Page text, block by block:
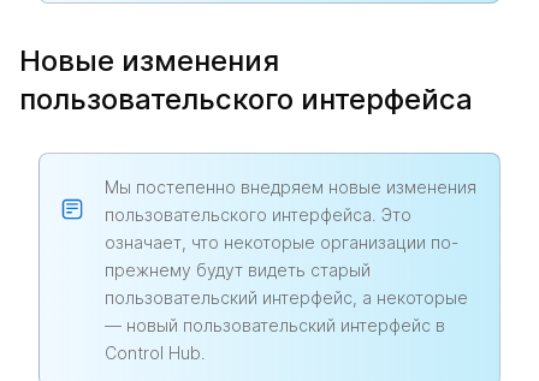
Новые изменения
пользовательского интерфейса
Мы постепенно внедряем новые изменения
пользовательского интерфейса. Это
означает, что некоторые организации по-
прежнему будут видеть старый
пользовательский интерфейс, а некоторые
— новый пользовательский интерфейс в
Control Hub.